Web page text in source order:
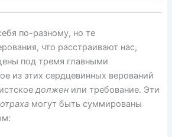
по-разному, но те
что расстраивают нас,
под тремя главными
из этих сердцевинных верований
долженили требование. Эти
могут быть суммированы